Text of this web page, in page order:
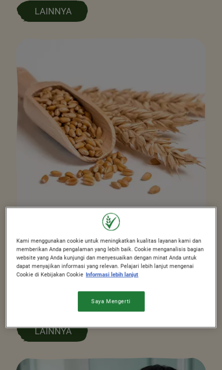
LAINNYA
Waktu Membaca 5 menit
NUTRISI
AUTO FOKUS! INTIP STRATEGI
EFEKTIF MELATIH FOKUS ANAK
DENGAN MANFAAT GANDUM
LAINNYA
Kami menggunakan cookie untuk meningkatkan kualitas layanan kami dan
memberikan Anda pengalaman yang lebih baik. Cookie menganalisis bagian
website yang Anda kunjungi dan menyesuaikan dengan minat Anda untuk
dapat menyajikan informasi yang relevan. Pelajari lebih lanjut mengenai
Cookie di Kebijakan Cookie Informasi lebih lanjut
Saya Mengerti